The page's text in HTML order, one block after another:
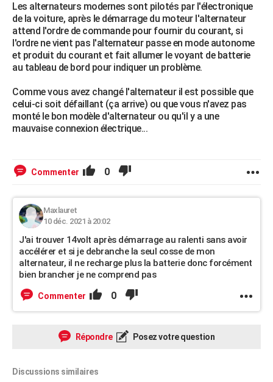
Les alternateurs modernes sont pilotés par l'électronique
de la voiture, après le démarrage du moteur l'alternateur
attend l'ordre de commande pour fournir du courant, si
l'ordre ne vient pas l'alternateur passe en mode autonome
et produit du courant et fait allumer le voyant de batterie
au tableau de bord pour indiquer un problème.
Comme vous avez changé l'alternateur il est possible que
celui-ci soit défaillant (ça arrive) ou que vous n'avez pas
monté le bon modèle d'alternateur ou qu'il y a une
mauvaise connexion électrique...
Commenter 0
Maxlauret
10 déc. 2021 à 20:02
J'ai trouver 14volt après démarrage au ralenti sans avoir
accélérer et si je debranche la seul cosse de mon
alternateur, il ne recharge plus la batterie donc forcément
bien brancher je ne comprend pas
Commenter 0
Répondre Posez votre question
Discussions similaires